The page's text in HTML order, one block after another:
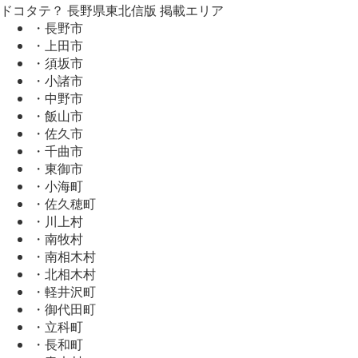
ドコタテ？ 長野県東北信版 掲載エリア
・長野市
・上田市
・須坂市
・小諸市
・中野市
・飯山市
・佐久市
・千曲市
・東御市
・小海町
・佐久穂町
・川上村
・南牧村
・南相木村
・北相木村
・軽井沢町
・御代田町
・立科町
・長和町